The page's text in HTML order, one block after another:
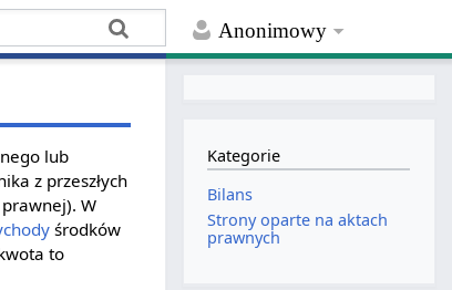
Anonimowy
lub
z przeszłych
W
środków
to
Kategorie
Bilans
Strony oparte na aktach
prawnych